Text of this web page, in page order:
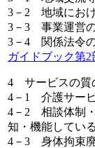
3－2 地域におけ
3－3 事業運営
3－4 関係法令
ガイドブック第2
4 サービスの質
4－1 介護サー
4－2 相談体制
知・機能している
4－3 身体拘束